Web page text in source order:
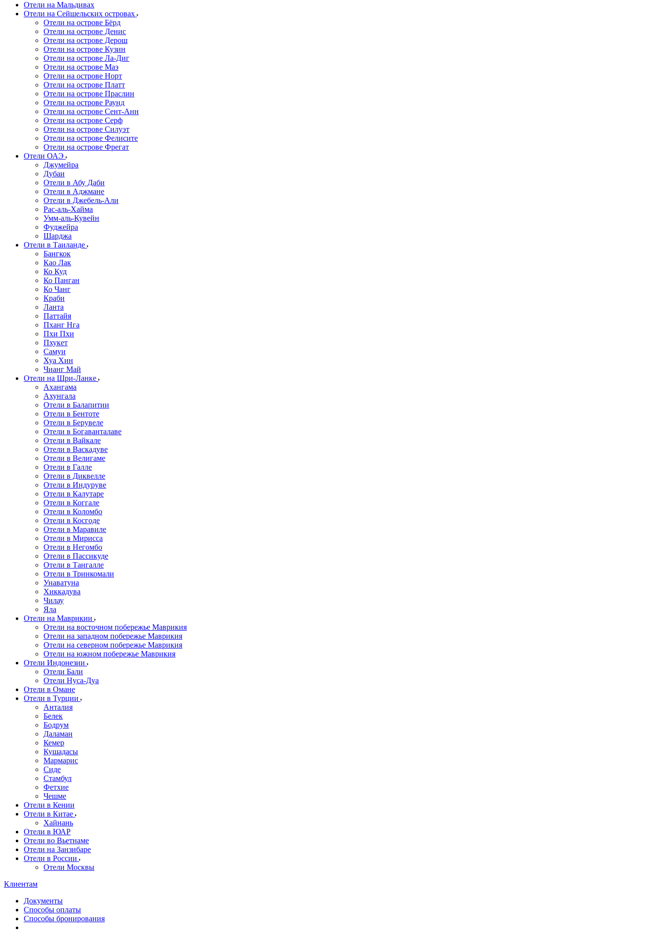
Отели на Мальдивах
Отели на Сейшельских островах
Отели на острове Бёрд
Отели на острове Денис
Отели на острове Дерош
Отели на острове Кузин
Отели на острове Ла-Диг
Отели на острове Маэ
Отели на острове Норт
Отели на острове Платт
Отели на острове Праслин
Отели на острове Раунд
Отели на острове Сент-Анн
Отели на острове Серф
Отели на острове Силуэт
Отели на острове Фелисите
Отели на острове Фрегат
Отели ОАЭ
Джумейра
Дубаи
Отели в Абу Даби
Отели в Аджмане
Отели в Джебель-Али
Рас-аль-Хайма
Умм-аль-Кувейн
Фуджейра
Шарджа
Отели в Таиланде
Бангкок
Као Лак
Ко Куд
Ко Панган
Ко Чанг
Краби
Ланта
Паттайя
Пханг Нга
Пхи Пхи
Пхукет
Самуи
Хуа Хин
Чианг Май
Отели на Шри-Ланке
Ахангама
Ахунгала
Отели в Балапитии
Отели в Бентоте
Отели в Берувеле
Отели в Богаванталаве
Отели в Вайкале
Отели в Васкадуве
Отели в Велигаме
Отели в Галле
Отели в Диквелле
Отели в Индуруве
Отели в Калутаре
Отели в Коггале
Отели в Коломбо
Отели в Косгоде
Отели в Маравиле
Отели в Мирисса
Отели в Негомбо
Отели в Пассикуде
Отели в Тангалле
Отели в Тринкомали
Унаватуна
Хиккадува
Чилау
Яла
Отели на Маврикии
Отели на восточном побережье Маврикия
Отели на западном побережье Маврикия
Отели на северном побережье Маврикия
Отели на южном побережье Маврикия
Отели Индонезии
Отели Бали
Отели Нуса-Дуа
Отели в Омане
Отели в Турции
Анталия
Белек
Бодрум
Даламан
Кемер
Кушадасы
Мармарис
Сиде
Стамбул
Фетхие
Чешме
Отели в Кении
Отели в Китае
Хайнань
Отели в ЮАР
Отели во Вьетнаме
Отели на Занзибаре
Отели в России
Отели Москвы
Клиентам
Документы
Способы оплаты
Способы бронирования